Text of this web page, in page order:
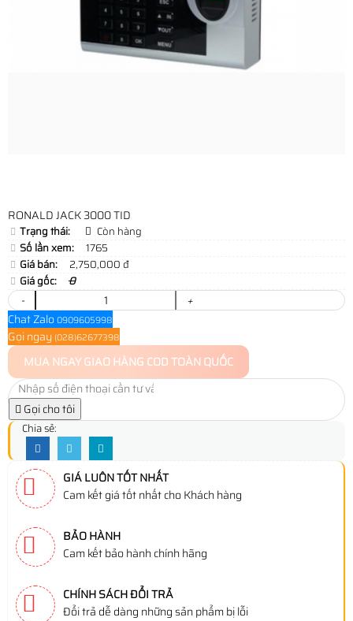
RONALD JACK 3000 TID
Trạng thái:
Còn hàng
Số lần xem:
1765
Giá bán:
2,750,000 đ
Giá gốc:
0
-
+
Chat Zalo 0909605998
Gọi ngay (028)62677398
MUA NGAYGIAO HÀNG COD TOÀN QUỐC
Gọi cho tôi
Chia sẻ:
GIÁ LUÔN TỐT NHẤT
Cam kết giá tốt nhất cho Khách hàng
BẢO HÀNH
Cam kết bảo hành chính hãng
CHÍNH SÁCH ĐỔI TRẢ
Đổi trả dễ dàng những sản phẩm bị lỗi